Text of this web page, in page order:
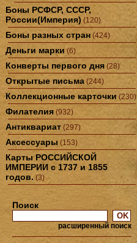
Боны РСФСР, СССР,
России(Империя) (120)
Боны разных стран (424)
Деньги марки (6)
Конверты первого дня (28)
Открытые письма (244)
Коллекционные карточки (230)
Филателия (932)
Антиквариат (297)
Аксессуары (153)
Карты РОССИЙСКОЙ
ИМПЕРИИ с 1737 и 1855
годов. (3)
Поиск
расширенный поиск